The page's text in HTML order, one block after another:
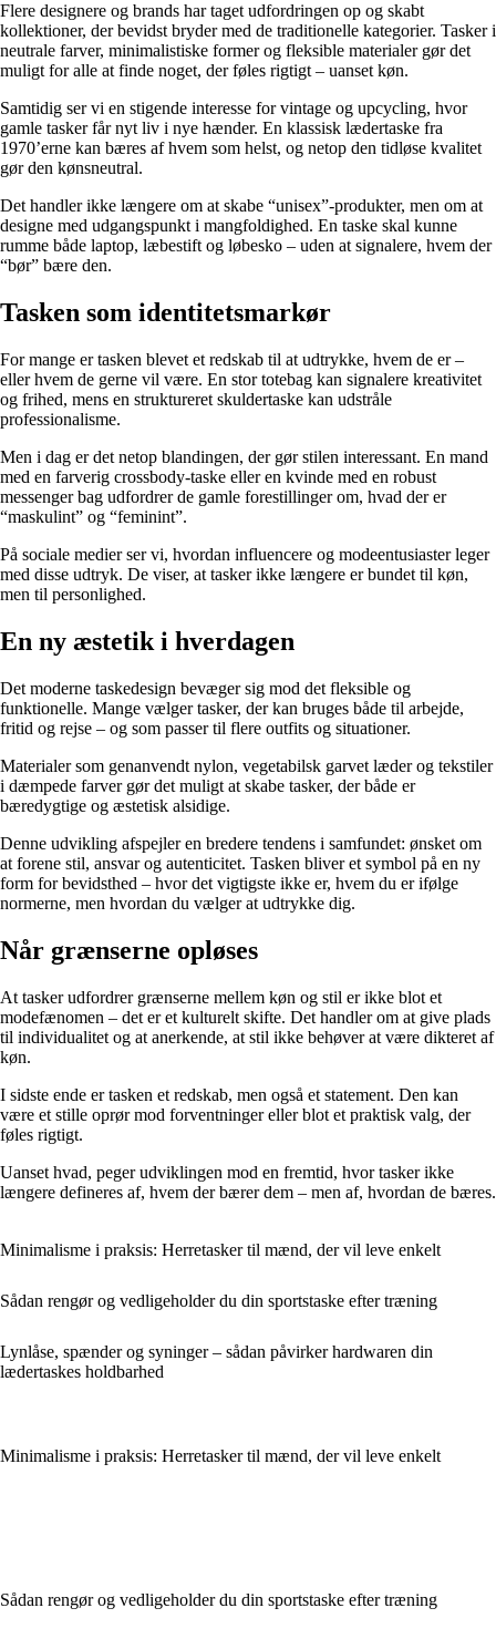
Flere designere og brands har taget udfordringen op og skabt
kollektioner, der bevidst bryder med de traditionelle kategorier. Tasker i
neutrale farver, minimalistiske former og fleksible materialer gør det
muligt for alle at finde noget, der føles rigtigt – uanset køn.
Samtidig ser vi en stigende interesse for vintage og upcycling, hvor
gamle tasker får nyt liv i nye hænder. En klassisk lædertaske fra
1970’erne kan bæres af hvem som helst, og netop den tidløse kvalitet
gør den kønsneutral.
Det handler ikke længere om at skabe “unisex”-produkter, men om at
designe med udgangspunkt i mangfoldighed. En taske skal kunne
rumme både laptop, læbestift og løbesko – uden at signalere, hvem der
“bør” bære den.
Tasken som identitetsmarkør
For mange er tasken blevet et redskab til at udtrykke, hvem de er –
eller hvem de gerne vil være. En stor totebag kan signalere kreativitet
og frihed, mens en struktureret skuldertaske kan udstråle
professionalisme.
Men i dag er det netop blandingen, der gør stilen interessant. En mand
med en farverig crossbody-taske eller en kvinde med en robust
messenger bag udfordrer de gamle forestillinger om, hvad der er
“maskulint” og “feminint”.
På sociale medier ser vi, hvordan influencere og modeentusiaster leger
med disse udtryk. De viser, at tasker ikke længere er bundet til køn,
men til personlighed.
En ny æstetik i hverdagen
Det moderne taskedesign bevæger sig mod det fleksible og
funktionelle. Mange vælger tasker, der kan bruges både til arbejde,
fritid og rejse – og som passer til flere outfits og situationer.
Materialer som genanvendt nylon, vegetabilsk garvet læder og tekstiler
i dæmpede farver gør det muligt at skabe tasker, der både er
bæredygtige og æstetisk alsidige.
Denne udvikling afspejler en bredere tendens i samfundet: ønsket om
at forene stil, ansvar og autenticitet. Tasken bliver et symbol på en ny
form for bevidsthed – hvor det vigtigste ikke er, hvem du er ifølge
normerne, men hvordan du vælger at udtrykke dig.
Når grænserne opløses
At tasker udfordrer grænserne mellem køn og stil er ikke blot et
modefænomen – det er et kulturelt skifte. Det handler om at give plads
til individualitet og at anerkende, at stil ikke behøver at være dikteret af
køn.
I sidste ende er tasken et redskab, men også et statement. Den kan
være et stille oprør mod forventninger eller blot et praktisk valg, der
føles rigtigt.
Uanset hvad, peger udviklingen mod en fremtid, hvor tasker ikke
længere defineres af, hvem der bærer dem – men af, hvordan de bæres.
Minimalisme i praksis: Herretasker til mænd, der vil leve enkelt
Sådan rengør og vedligeholder du din sportstaske efter træning
Lynlåse, spænder og syninger – sådan påvirker hardwaren din
lædertaskes holdbarhed
Minimalisme i praksis: Herretasker til mænd, der vil leve enkelt
Sådan rengør og vedligeholder du din sportstaske efter træning